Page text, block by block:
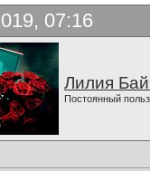
07:16
Лилия
Постоянный